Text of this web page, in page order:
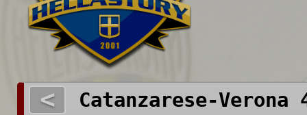
< Catanzarese-Verona